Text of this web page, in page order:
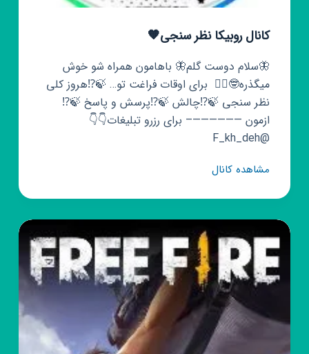
کانال روبیکا نظر سنجی🧡
🦋سلام دوست گلم🦋 باهامون همراه شو خوش
میگذره🤓✌🏼 ‌ برای اوقات فراغت تو… 🍃⁉️هروز کلی
نظر سنجی 🍃⁉️چالش 🍃⁉️پرسش و پاسخ 🍃⁉️
ازمون ——————– برای رزرو تبلیغات👇👇
@F_kh_deh
مشاهده کانالکانال
نظر
سنجی
🧡